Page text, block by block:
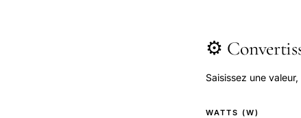
⚙️
Saisissez une
WATTS (W)